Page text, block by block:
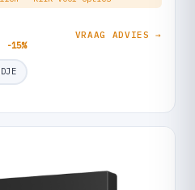
-15%
VRAAG ADVIES →